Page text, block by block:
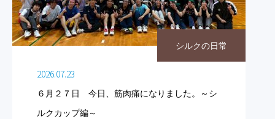
シルクの日常
2026.07.23
６月２７日 今日、筋肉痛になりました。～シ
ルクカップ編～